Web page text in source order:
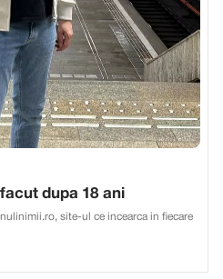
dupa 18 ani
site-ul ce incearca in fiecare